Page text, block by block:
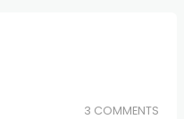
3 COMMENTS